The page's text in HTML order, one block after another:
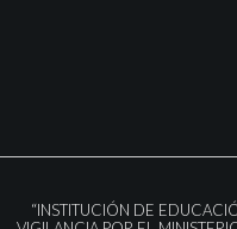
“INSTITUCIÓN DE